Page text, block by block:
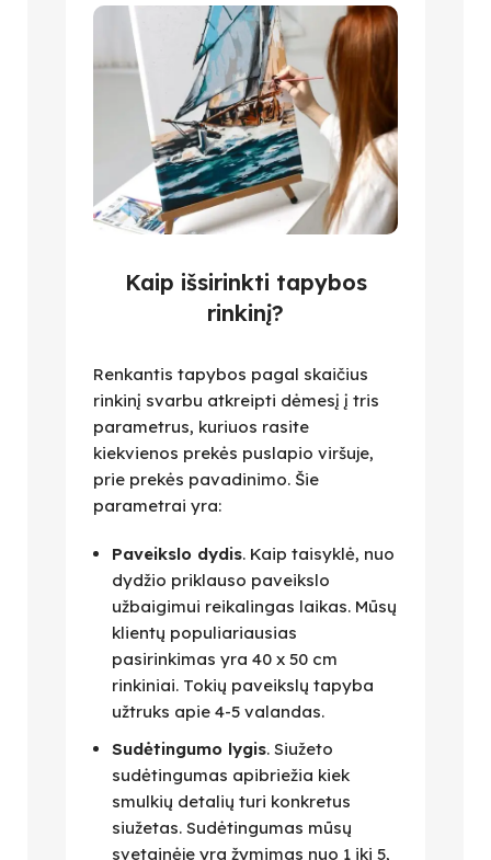
Kaip išsirinkti tapybos
rinkinį?
Renkantis tapybos pagal skaičius
rinkinį svarbu atkreipti dėmesį į tris
parametrus, kuriuos rasite
kiekvienos prekės puslapio viršuje,
prie prekės pavadinimo. Šie
parametrai yra:
Paveikslo dydis. Kaip taisyklė, nuo
dydžio priklauso paveikslo
užbaigimui reikalingas laikas. Mūsų
klientų populiariausias
pasirinkimas yra 40 x 50 cm
rinkiniai. Tokių paveikslų tapyba
užtruks apie 4-5 valandas.
Sudėtingumo lygis. Siužeto
sudėtingumas apibriežia kiek
smulkių detalių turi konkretus
siužetas. Sudėtingumas mūsų
svetainėje yra žymimas nuo 1 iki 5,